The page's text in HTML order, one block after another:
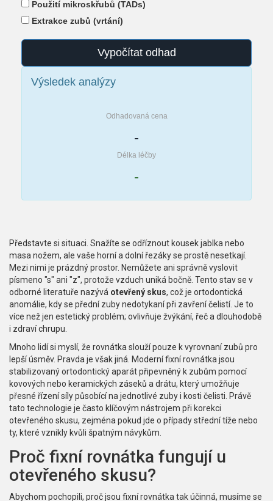
Použití mikroskřubů (TADs)
Extrakce zubů (vrtání)
Vypočítat odhad
Výsledek analýzy
Odhadovaná cena
-
Délka léčby
-
Představte si situaci. Snažíte se odříznout kousek jablka nebo
masa nožem, ale vaše horní a dolní řezáky se prostě nesetkají.
Mezi nimi je prázdný prostor. Nemůžete ani správně vyslovit
písmeno "s" ani "z", protože vzduch uniká bočně. Tento stav se v
odborné literatuře nazývá otevřený skus, což je ortodontická
anomálie, kdy se přední zuby nedotykaní při zavření čelistí. Je to
více než jen estetický problém; ovlivňuje žvýkání, řeč a dlouhodobě
i zdraví chrupu.
Mnoho lidí si myslí, že rovnátka slouží pouze k vyrovnaní zubů pro
lepší úsměv. Pravda je však jiná. Modernífixní rovnátka jsou
stabilizovaný ortodontický aparát připevněný k zubům pomocí
kovových nebo keramických záseků a drátu, který umožňuje
přesné řízení síly působící na jednotlivé zuby i kosti čelisti. Právě
tato technologie je často klíčovým nástrojem při korekci
otevřeného skusu, zejména pokud jde o případy střední tíže nebo
ty, které vznikly kvůli špatným návykům.
Proč fixní rovnátka fungují u
otevřeného skusu?
Abychom pochopili, proč jsou fixní rovnátka tak účinná, musíme se